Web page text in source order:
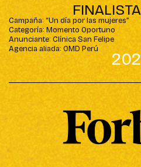
Campaña: “Un día por las mujeres”
Categoría: Momento Oportuno
Anunciante: Clínica San Felipe
Agencia aliada: OMD Perú